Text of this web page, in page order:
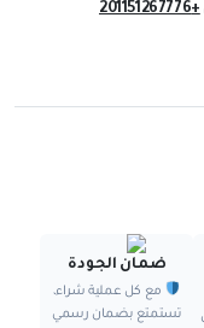
ضمان الجودة
مع كل عملية شراء،
تستمتع بضمان رسمي